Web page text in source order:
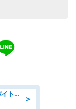
＞
ホールスタッフ/「未経験者さん&バイトデビューも大歓迎」残業ほぼなし×1日3時間〜勤務OK!フォロー体制も充実/広島県/広島市南区